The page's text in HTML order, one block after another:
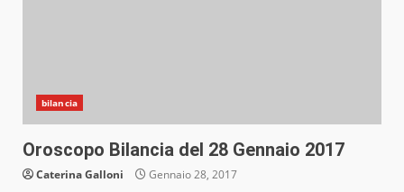
bilancia
Oroscopo Bilancia del 28 Gennaio 2017
Caterina Galloni Gennaio 28, 2017